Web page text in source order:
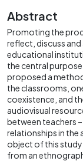
Abstract
Promoting the
reflect, discuss
educational
the central
proposed a
the classrooms,
coexistence, and
audiovisual
between teachers
relationships in the
object of this study
from an